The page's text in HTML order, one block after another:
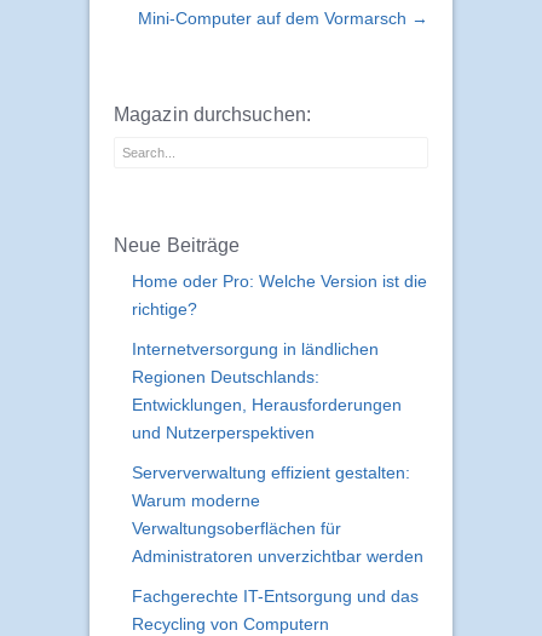
Mini-Computer auf dem Vormarsch →
Magazin durchsuchen:
Neue Beiträge
Home oder Pro: Welche Version ist die
richtige?
Internetversorgung in ländlichen
Regionen Deutschlands:
Entwicklungen, Herausforderungen
und Nutzerperspektiven
Serververwaltung effizient gestalten:
Warum moderne
Verwaltungsoberflächen für
Administratoren unverzichtbar werden
Fachgerechte IT-Entsorgung und das
Recycling von Computern